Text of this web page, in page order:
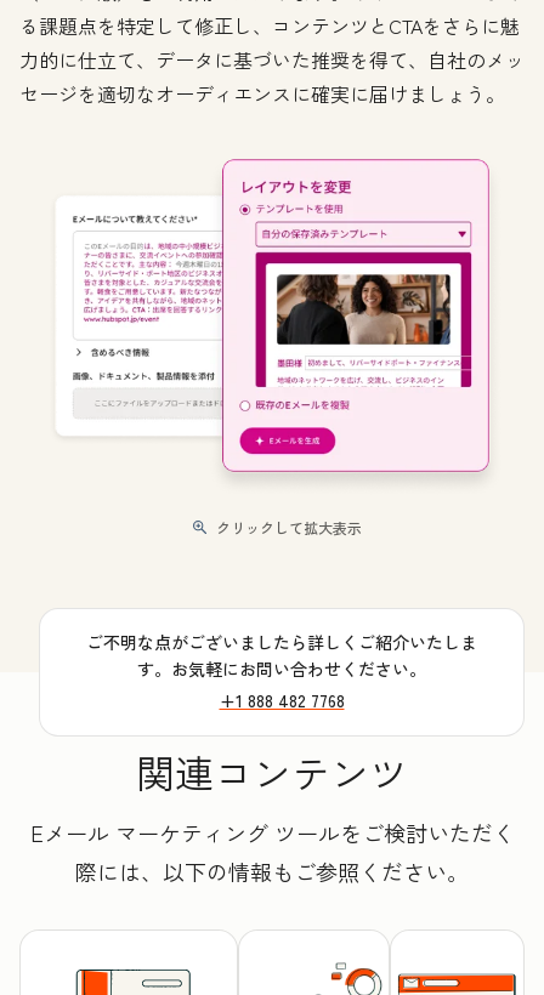
る課題点を特定して修正し、コンテンツとCTAをさらに魅
力的に仕立て、データに基づいた推奨を得て、自社のメッ
セージを適切なオーディエンスに確実に届けましょう。
クリックして拡大表示
ご不明な点がございましたら詳しくご紹介いたしま
す。お気軽にお問い合わせください。
+1 888 482 7768
関連コンテンツ
Eメール マーケティング ツールをご検討いただく
際には、以下の情報もご参照ください。